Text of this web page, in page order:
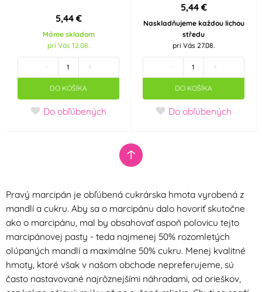
Německo
5,44 €
Máme skladom
pri Vás 12.08.
- +
DO KOŠÍKA
Do obľúbených
5,44 €
Naskladňujeme každou lichou
středu
pri Vás 27.08.
- +
DO KOŠÍKA
Do obľúbených
Pravý marcipán je obľúbená cukrárska hmota vyrobená z
mandlí a cukru. Aby sa o marcipánu dalo hovoriť skutočne
ako o marcipánu, mal by obsahovať aspoň polovicu tejto
marcipánovej pasty - teda najmenej 50% rozomletých
olúpaných mandlí a maximálne 50% cukru. Menej kvalitné
hmoty, ktoré však v našom obchode nepreferujeme, sú
často nastavované najrôznejšími náhradami, od orieškov,